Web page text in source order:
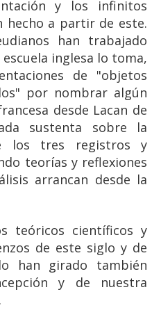
y los infinitos
hecho a partir de este.
han trabajado
inglesa lo toma,
de "objetos
por nombrar algún
desde Lacan de
sustenta sobre la
los tres registros y
teorías y reflexiones
arrancan desde la
teóricos científicos y
de este siglo y de
han girado también
y de nuestra